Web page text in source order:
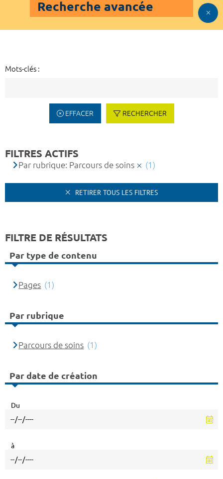
Recherche avancée
Mots-clés :
EFFACER RECHERCHER
FILTRES ACTIFS
Par rubrique: Parcours de soins (1)
RETIRER TOUS LES FILTRES
FILTRE DE RÉSULTATS
Par type de contenu
Pages (1)
Par rubrique
Parcours de soins (1)
Par date de création
Du
à